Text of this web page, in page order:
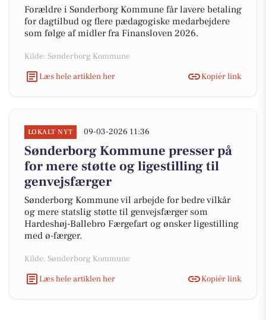
Forældre i Sønderborg Kommune får lavere betaling
for dagtilbud og flere pædagogiske medarbejdere
som følge af midler fra Finansloven 2026.
Kilde: Sønderborg Kommune
Læs hele artiklen her
Kopiér link
LOKALT NYT 09-03-2026 11:36
Sønderborg Kommune presser på
for mere støtte og ligestilling til
genvejsfærger
Sønderborg Kommune vil arbejde for bedre vilkår
og mere statslig støtte til genvejsfærger som
Hardeshøj-Ballebro Færgefart og ønsker ligestilling
med ø-færger.
Kilde: Sønderborg Kommune
Læs hele artiklen her
Kopiér link